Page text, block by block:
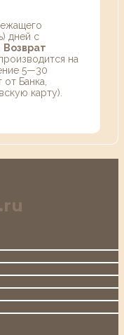
дней с
Возврат
производится на
5—30
Банка,
карту).